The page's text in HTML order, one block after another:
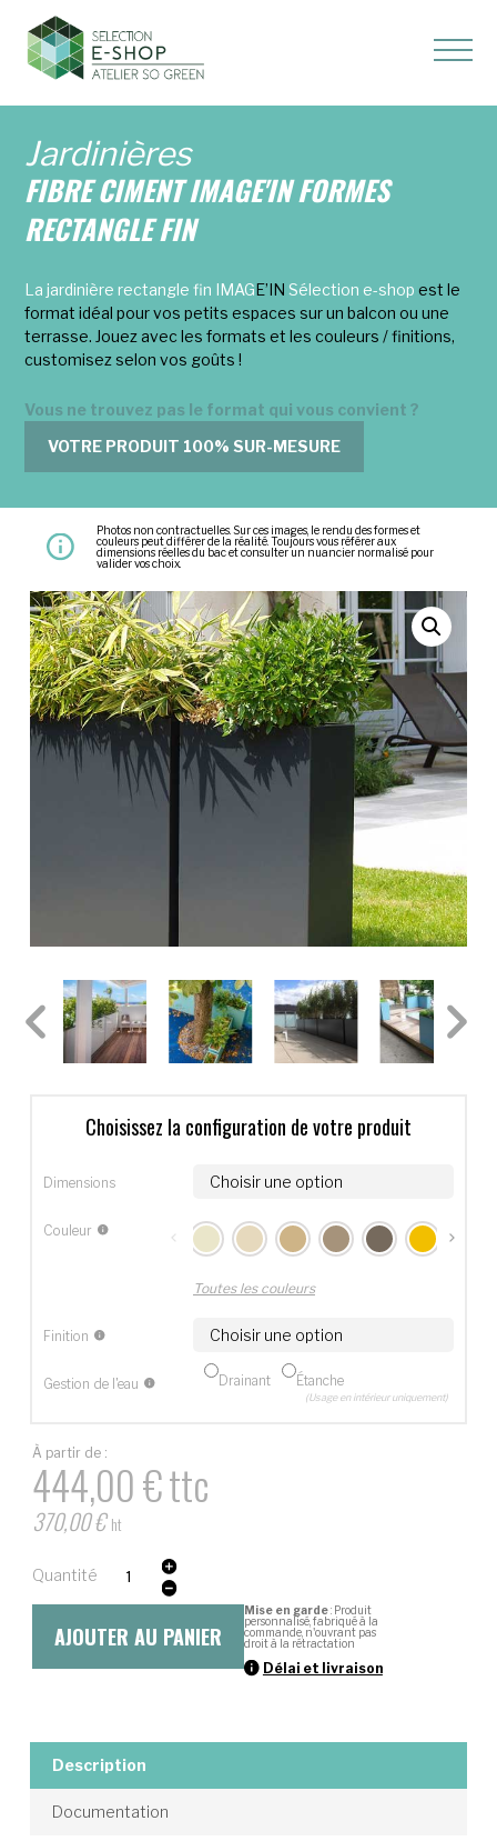
Jardinières
FIBRE CIMENT IMAGE'IN FORMES
RECTANGLEFIN
La jardinière rectangle fin IMAGE’INSélection e-shopest le
format idéal pour vos petits espaces sur un balcon ou une
terrasse. Jouez avec les formats et les couleurs / finitions,
customisez selon vos goûts !
Vous ne trouvez pas le format qui vous convient ?
VOTRE PRODUIT 100% SUR-MESURE
Photos non contractuelles. Sur ces images, le rendu des formes et
couleurs peut différer de la réalité. Toujours vous référer aux
dimensions réelles du bac et consulter un nuancier normalisé pour
valider vos choix.
Choisissez la configuration de votre produit
Dimensions
Couleur
Toutes les couleurs
Finition
Gestion de l'eau Drainant Étanche
(Usage en intérieur uniquement)
À partir de :
444,00€ttc
370,00€ ht
Quantité
quantité
Rectangle
AJOUTER AU PANIER
Mise en garde: Produit
personnalisé, fabriqué à la
commande, n'ouvrant pas
droit à la rétractation
Délai et livraison
Description
Documentation